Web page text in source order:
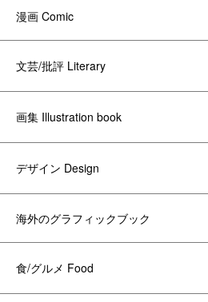
漫画 Comic
文芸/批評 Literary
画集 Illustration book
デザイン Design
海外のグラフィックブック
食/グルメ Food